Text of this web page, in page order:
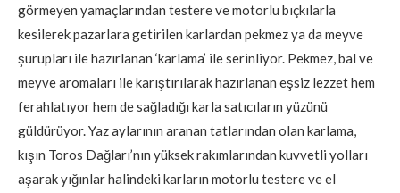
görmeyen yamaçlarından testere ve motorlu bıçkılarla
kesilerek pazarlara getirilen karlardan pekmez ya da meyve
şurupları ile hazırlanan ‘karlama’ ile serinliyor. Pekmez, bal ve
meyve aromaları ile karıştırılarak hazırlanan eşsiz lezzet hem
ferahlatıyor hem de sağladığı karla satıcıların yüzünü
güldürüyor. Yaz aylarının aranan tatlarından olan karlama,
kışın Toros Dağları’nın yüksek rakımlarından kuvvetli yolları
aşarak yığınlar halindeki karların motorlu testere ve el